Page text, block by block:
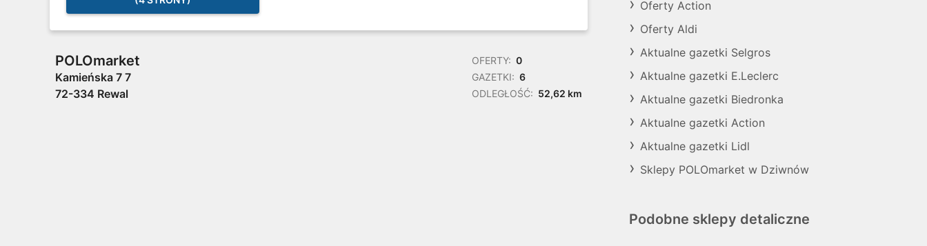
POLOmarket
Kamieńska 7 7
72-334 Rewal
OFERTY: 0
GAZETKI: 6
ODLEGŁOŚĆ: 52,62 km
Oferty Action
Oferty Aldi
Aktualne gazetki Selgros
Aktualne gazetki E.Leclerc
Aktualne gazetki Biedronka
Aktualne gazetki Action
Aktualne gazetki Lidl
Sklepy POLOmarket w Dziwnów
Podobne sklepy detaliczne